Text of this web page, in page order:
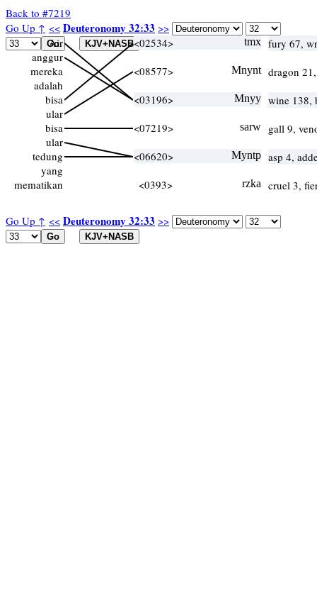
Back to #7219
Go Up ↑ << Deuteronomy 32:33 >>
Go Up ↑ << Deuteronomy 32:33 >>
Air
anggur
mereka
adalah
bisa
ular
bisa
ular
tedung
yang
mematikan
<02534> tmx fury 67,
<08577>
Mnynt dragon
<03196>
Mnyy wine 138,
<07219>
sarw
gall 9,
<06620>
Myntp asp 4,
<0393>
rzka cruel 3,